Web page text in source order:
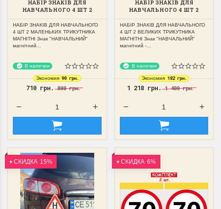
НАБІР ЗНАКІВ ДЛЯ
НАВЧАЛЬНОГО 4 ШТ 2
МАЛЕНЬКИХ ТРИКУТНИКА
МАГНІТНІ
НАБІР ЗНАКІВ ДЛЯ НАВЧАЛЬНОГО
4 ШТ 2 МАЛЕНЬКИХ ТРИКУТНИКА
МАГНІТНІ Знак "НАВЧАЛЬНИЙ"
магнітний...
В наличии
Экономия 90 грн.
710 грн.800 грн.
НАБІР ЗНАКІВ ДЛЯ
НАВЧАЛЬНОГО 4 ШТ 2
ВЕЛИКИХ ТРИКУТНИКА
МАГНІТНІ
НАБІР ЗНАКІВ ДЛЯ НАВЧАЛЬНОГО
4 ШТ 2 ВЕЛИКИХ ТРИКУТНИКА
МАГНІТНІ Знак "НАВЧАЛЬНИЙ"
магнітний -...
В наличии
Экономия 182 грн.
1 218 грн.1 400 грн.
СКИДКА 15% СКИДКА 6%